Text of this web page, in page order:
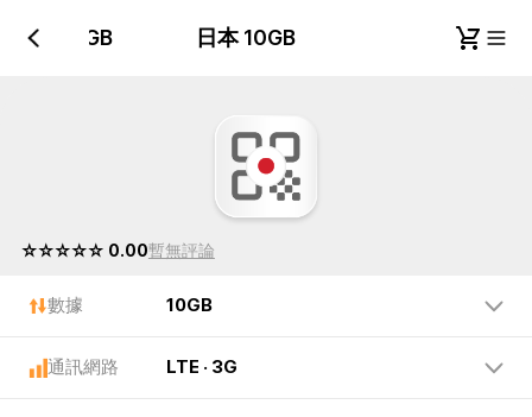
日本 10GB 日本 10GB
☆☆☆☆☆ 0.00暫無評論
數據 10GB
通訊網路 LTE · 3G